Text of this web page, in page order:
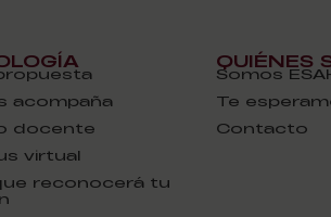
acompaña
docente
virtual
reconocerá tu
QUIÉNES
Somos
Te
Contacto